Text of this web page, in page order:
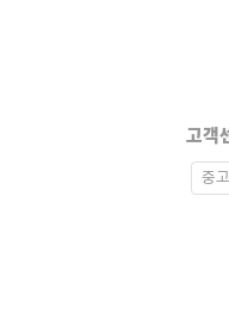
고객
중